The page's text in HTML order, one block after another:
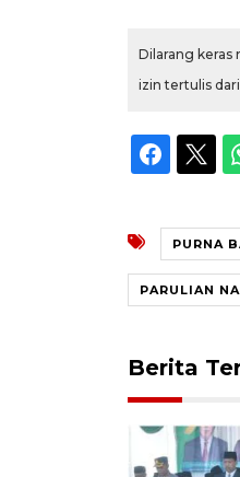
Dilarang keras
izin tertulis
PURNA
PARULIAN
Berita